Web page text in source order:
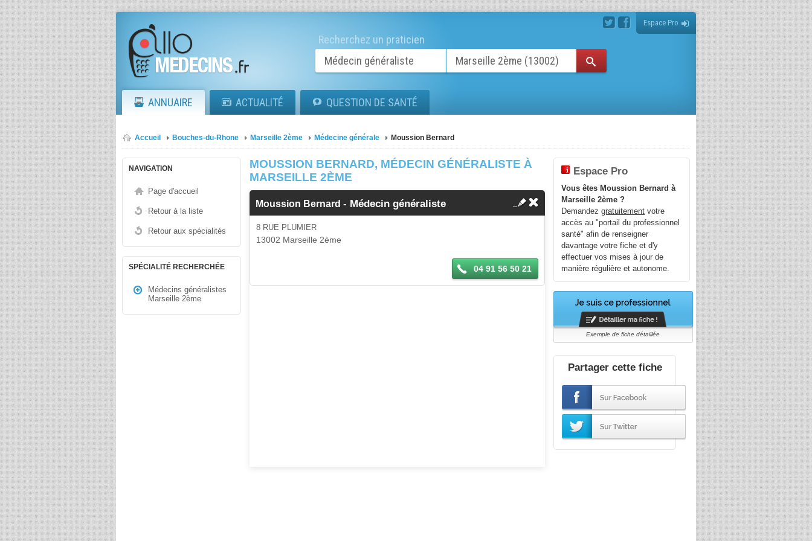
Espace Pro
Recherchez un praticien
ANNUAIRE ACTUALITÉ QUESTION DE SANTÉ
Accueil Bouches-du-Rhone Marseille 2ème Médecine générale Moussion Bernard
NAVIGATION
Page d'accueil
Retour à la liste
Retour aux spécialités
SPÉCIALITÉ RECHERCHÉE
Médecins généralistes
Marseille 2ème
MOUSSION BERNARD, MÉDECIN GÉNÉRALISTE À
MARSEILLE 2ÈME
Moussion Bernard- Médecin généraliste
8 RUE PLUMIER
13002 Marseille 2ème
04 91 56 50 21
Espace Pro
Vous êtes Moussion Bernard à
Marseille 2ème ?
Demandezgratuitement votre
accès au "portail du professionnel
santé" afin de renseigner
davantage votre fiche et d'y
effectuer vos mises à jour de
manière régulière et autonome.
Exemple de fiche détaillée
Partager cette fiche